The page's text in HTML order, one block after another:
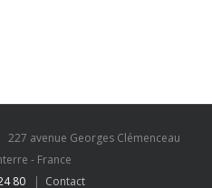
avenue Georges Clémenceau
- France
80 | Contact